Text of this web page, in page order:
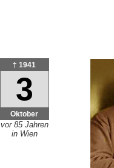
† 1941
3
Oktober
vor 85 Jahren
in Wien